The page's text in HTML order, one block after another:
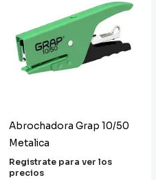
Abrochadora Grap 10/50
Metalica
Registrate para ver los
precios